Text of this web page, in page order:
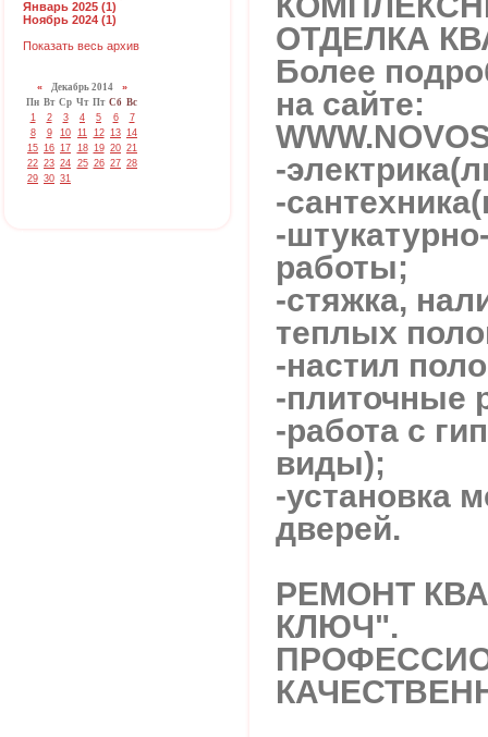
Январь 2025 (1)
Ноябрь 2024 (1)
Показать весь архив
«Декабрь 2014 »
Пн Вт Ср Чт Пт Сб Вс
1
2 3 4 5 6
7
8
9 10 11 12 13 14
15 16 17 18 19 20 21
22 23 24 25 26 27 28
29 30 31
ОТДЕЛКА
Более
на сайте:
-
-
-
работы;
-стяжка,
теплых
-настил
-плиточные
-работа с
виды);
-установка
дверей.
РЕМОНТ
КЛЮЧ".